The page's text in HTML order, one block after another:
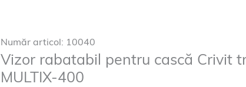
Număr articol: 10040
Vizor rabatabil pentru cască Crivit
MULTIX-400